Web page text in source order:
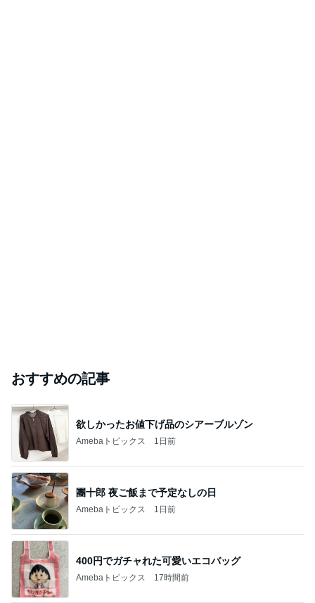
おすすめの記事
欲しかったお値下げ品のシアーブルゾン
Amebaトピックス 1日前
團十郎 夜ご飯まで予定なしの日
Amebaトピックス 1日前
400円でガチャれた可愛いエコバッグ
Amebaトピックス 17時間前